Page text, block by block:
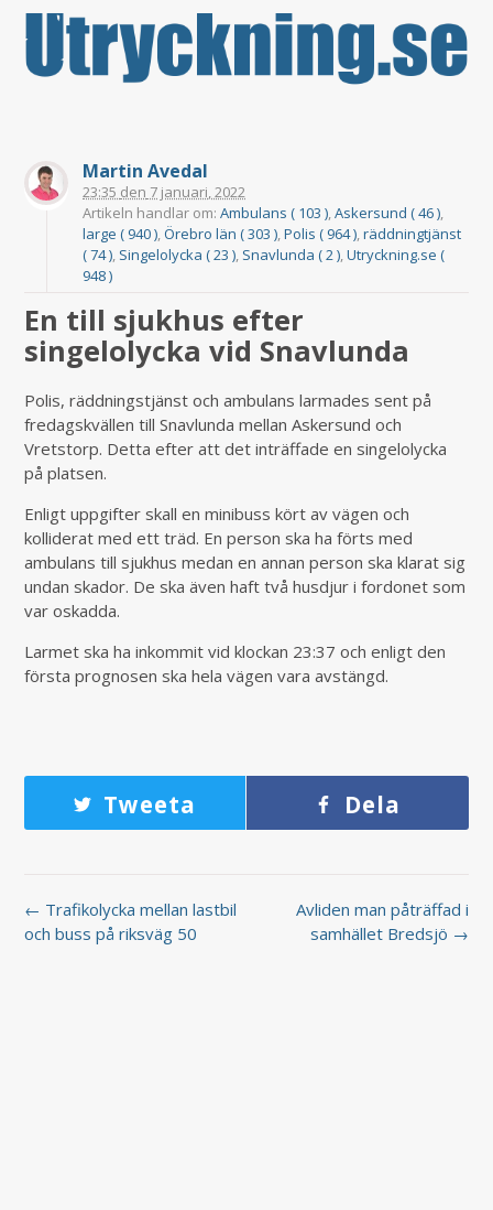
Martin Avedal
23:35 den 7 januari, 2022
Artikeln handlar om:Ambulans ( 103 ),Askersund ( 46 ),
large ( 940 ),Örebro län ( 303 ),Polis ( 964 ),räddningtjänst
( 74 ), Singelolycka ( 23 ), Snavlunda ( 2 ),Utryckning.se (
948 )
En till sjukhus efter
singelolycka vid Snavlunda
Polis, räddningstjänst och ambulans larmades sent på
fredagskvällen till Snavlunda mellan Askersund och
Vretstorp. Detta efter att det inträffade en singelolycka
på platsen.
Enligt uppgifter skall en minibuss kört av vägen och
kolliderat med ett träd. En person ska ha förts med
ambulans till sjukhus medan en annan person ska klarat sig
undan skador. De ska även haft två husdjur i fordonet som
var oskadda.
Larmet ska ha inkommit vid klockan 23:37 och enligt den
första prognosen ska hela vägen vara avstängd.
Tweeta Dela
← Trafikolycka mellan lastbil
och buss på riksväg 50
Avliden man påträffad i
samhället Bredsjö →